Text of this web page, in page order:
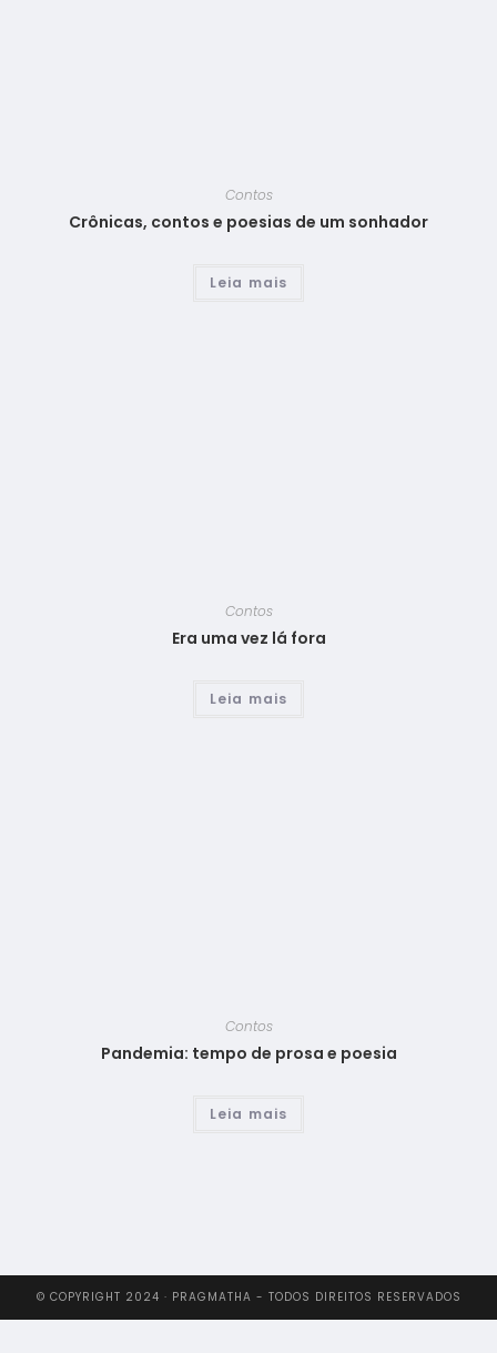
Contos
Crônicas, contos e poesias de um sonhador
Leia mais
Contos
Era uma vez lá fora
Leia mais
Contos
Pandemia: tempo de prosa e poesia
Leia mais
© COPYRIGHT 2024 · PRAGMATHA - TODOS DIREITOS RESERVADOS